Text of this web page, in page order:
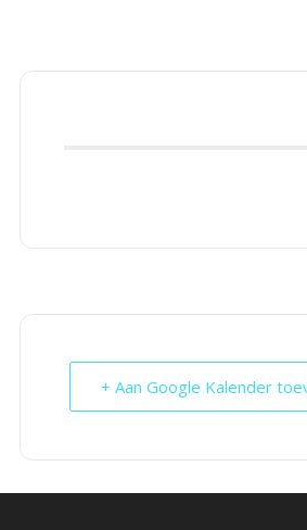
+ Aan Google Kalender